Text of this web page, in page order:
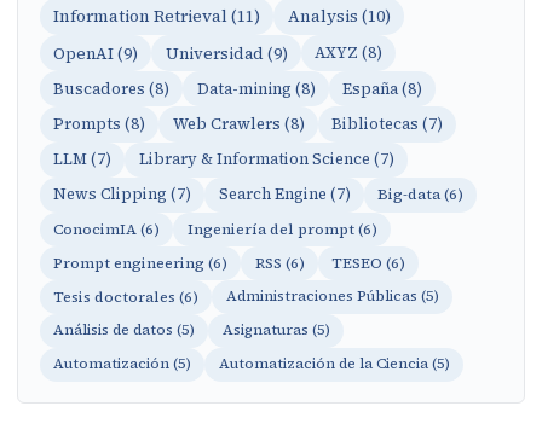
Information Retrieval (11)
Analysis (10)
OpenAI (9) Universidad (9)
AXYZ (8)
Buscadores (8)
Data-mining (8)
España (8)
Prompts (8)
Web Crawlers (8)
Bibliotecas (7)
LLM (7)
Library & Information Science (7)
News Clipping (7)
Search Engine (7)
Big-data (6)
ConocimIA (6)
Ingeniería del prompt (6)
Prompt engineering (6)
RSS (6)
TESEO (6)
Tesis doctorales (6)
Administraciones Públicas (5)
Análisis de datos (5)
Asignaturas (5)
Automatización (5)
Automatización de la Ciencia (5)